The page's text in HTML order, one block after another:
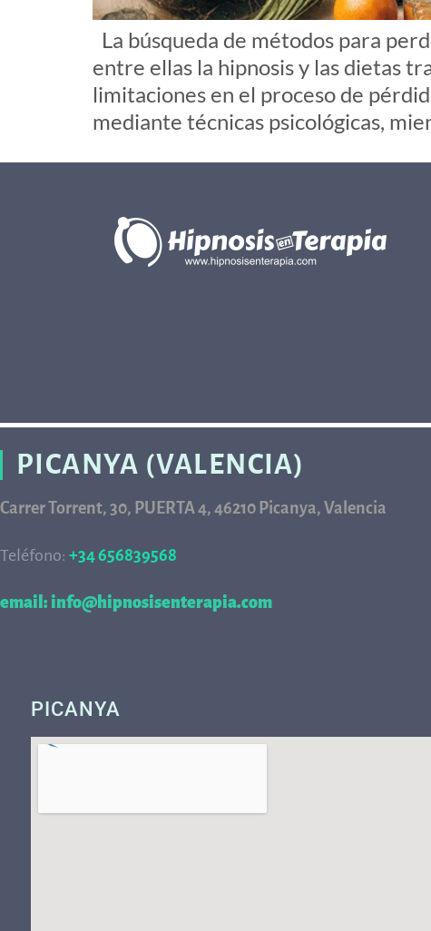
La búsqueda de métodos para
entre ellas la hipnosis y las dietas
limitaciones en el proceso de
mediante técnicas psicológicas,
PICANYA (VALENCIA)
Carrer Torrent, 30, PUERTA 4, 46210 Picanya, Valencia
Teléfono: +34 656839568
email: info@hipnosisenterapia.com
PICANYA